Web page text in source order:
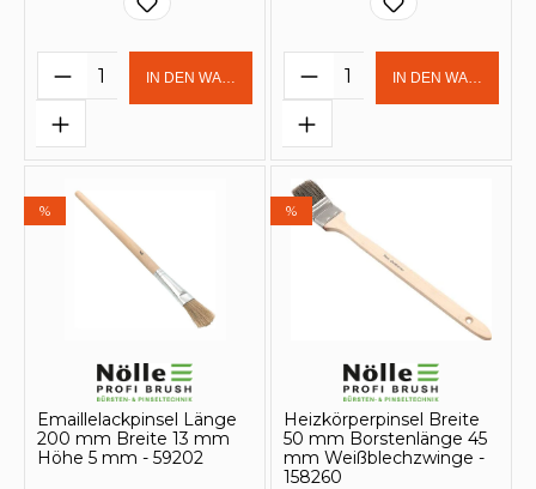
Produkt Anzahl: Gib den
IN DEN WARENKORB Produkt Anzahl:
IN DEN
%
Emaillelackpinsel Länge
200 mm Breite 13 mm
Höhe 5 mm - 59202
%
Heizkörperpinsel Breite
50 mm Borstenlänge 45
mm Weißblechzwinge -
158260